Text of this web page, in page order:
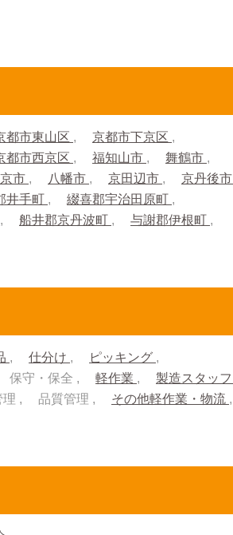
都市東山区
京都市下京区
都市西京区 福知山市
舞鶴市
市 八幡市 京田辺市
京丹後市
井手町
綴喜郡宇治田原町
船井郡京丹波町
与謝郡伊根町
仕分け
ピッキング
保守・保全 軽作業
製造スタッフ
理 品質管理
その他軽作業・物流